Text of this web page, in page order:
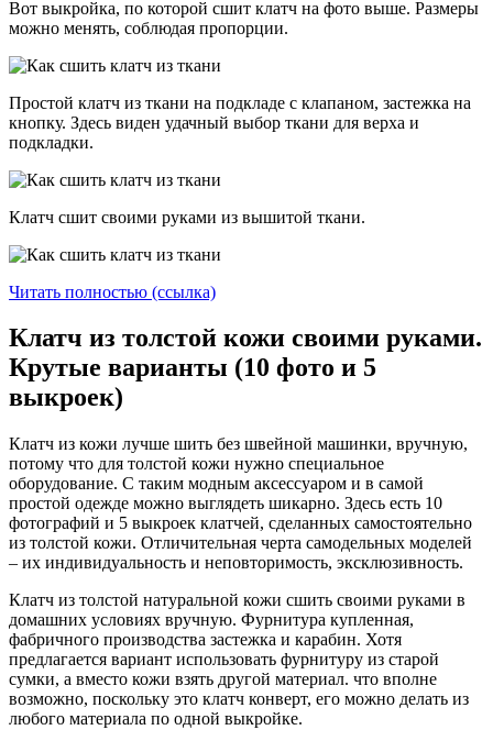
Вот выкройка, по которой сшит клатч на фото выше. Размеры
можно менять, соблюдая пропорции.
Простой клатч из ткани на подкладе с клапаном, застежка на
кнопку. Здесь виден удачный выбор ткани для верха и
подкладки.
Клатч сшит своими руками из вышитой ткани.
Читать полностью (ссылка)
Клатч из толстой кожи своими руками.
Крутые варианты (10 фото и 5
выкроек)
Клатч из кожи лучше шить без швейной машинки, вручную,
потому что для толстой кожи нужно специальное
оборудование. С таким модным аксессуаром и в самой
простой одежде можно выглядеть шикарно. Здесь есть 10
фотографий и 5 выкроек клатчей, сделанных самостоятельно
из толстой кожи. Отличительная черта самодельных моделей
– их индивидуальность и неповторимость, эксклюзивность.
Клатч из толстой натуральной кожи сшить своими руками в
домашних условиях вручную. Фурнитура купленная,
фабричного производства застежка и карабин. Хотя
предлагается вариант использовать фурнитуру из старой
сумки, а вместо кожи взять другой материал. что вполне
возможно, поскольку это клатч конверт, его можно делать из
любого материала по одной выкройке.